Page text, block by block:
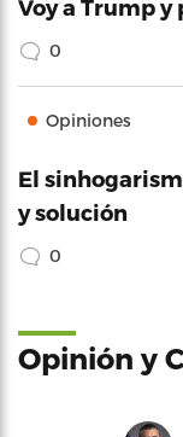
Voy a Trump y
0
Opiniones
El
y solución
0
Opinión y